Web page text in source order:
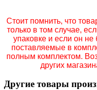
Стоит помнить, что
только в том случае,
упаковке и если он
поставляемые в
полным комплектом.
других
Другие товары